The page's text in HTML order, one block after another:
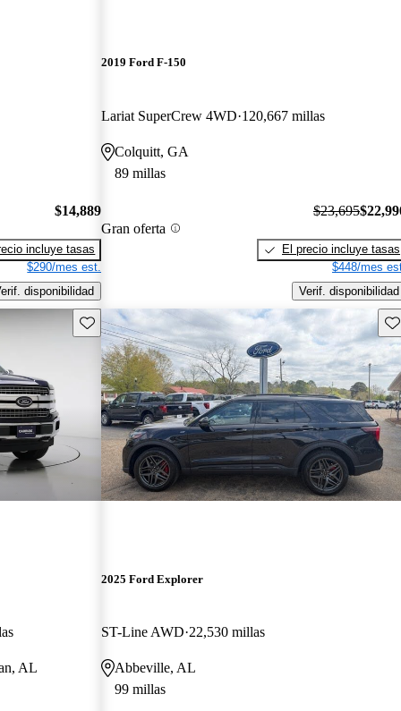
$14,889
incluye tasas
$290/mes est.
disponibilidad
2019 Ford F-150
Lariat SuperCrew 4WD 120,667 millas
Colquitt, GA
89 millas
Gran oferta
$23,695
El precio incluye tasas
$448/mes
Verif. disponibilidad
Guarda este Aviso
AL
2025 Ford Explorer
ST-Line AWD 22,530 millas
Abbeville, AL
99 millas